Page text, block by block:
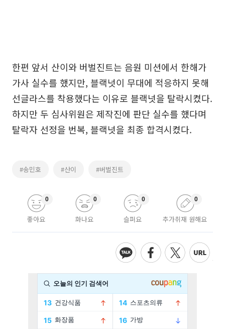
한편 앞서 산이와 버벌진트는 음원 미션에서 한해가
가사 실수를 했지만, 블랙넛이 무대에 적응하지 못해
선글라스를 착용했다는 이유로 블랙넛을 탈락시켰다.
하지만 두 심사위원은 제작진에 판단 실수를 했다며
탈락자 선정을 번복, 블랙넛을 최종 합격시켰다.
#송민호 #산이 #버벌진트
좋아요
0
화나요
0
슬퍼요
0
추가취재 원해요
0